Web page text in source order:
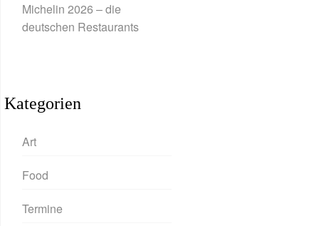
Michelin 2026 – die
deutschen Restaurants
Kategorien
Art
Food
Termine